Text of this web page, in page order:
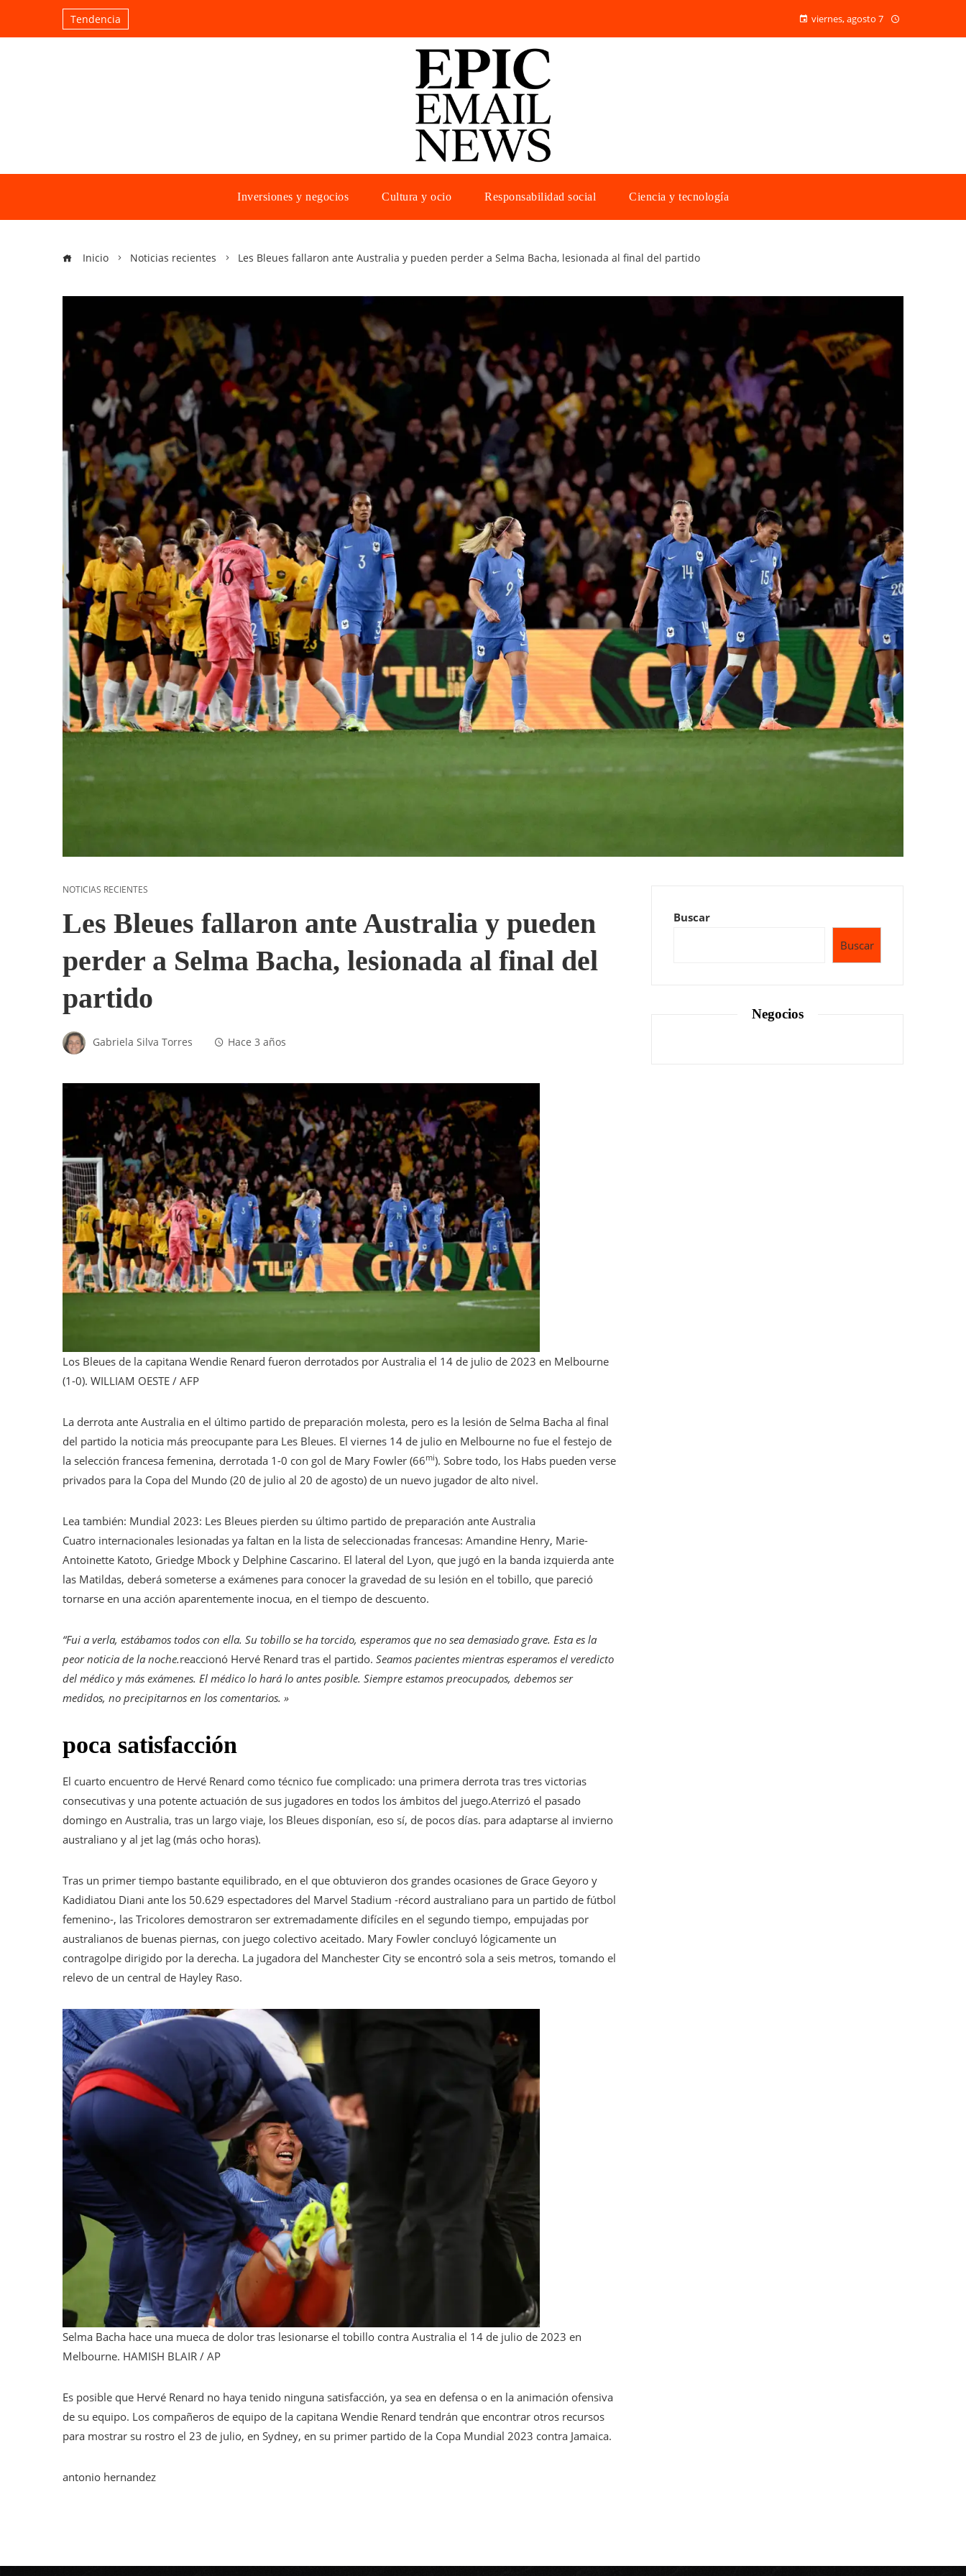
Tendencia viernes, agosto 7
Inversiones y negocios Cultura y ocio Responsabilidad social Ciencia y tecnología
Inicio Noticias recientes Les Bleues fallaron ante Australia y pueden perder a Selma Bacha, lesionada al final del partido
NOTICIAS RECIENTES
Les Bleues fallaron ante Australia y pueden
perder a Selma Bacha, lesionada al final del
partido
Gabriela Silva Torres Hace 3 años
Los Bleues de la capitana Wendie Renard fueron derrotados por Australia el 14 de julio de 2023 en Melbourne
(1-0). WILLIAM OESTE / AFP
La derrota ante Australia en el último partido de preparación molesta, pero es la lesión de Selma Bacha al final
del partido la noticia más preocupante para Les Bleues. El viernes 14 de julio en Melbourne no fue el festejo de
la selección francesa femenina, derrotada 1-0 con gol de Mary Fowler (66mi). Sobre todo, los Habs pueden verse
privados para la Copa del Mundo (20 de julio al 20 de agosto) de un nuevo jugador de alto nivel.
Lea también: Mundial 2023: Les Bleues pierden su último partido de preparación ante Australia
Cuatro internacionales lesionadas ya faltan en la lista de seleccionadas francesas: Amandine Henry, Marie-
Antoinette Katoto, Griedge Mbock y Delphine Cascarino. El lateral del Lyon, que jugó en la banda izquierda ante
las Matildas, deberá someterse a exámenes para conocer la gravedad de su lesión en el tobillo, que pareció
tornarse en una acción aparentemente inocua, en el tiempo de descuento.
“Fui a verla, estábamos todos con ella. Su tobillo se ha torcido, esperamos que no sea demasiado grave. Esta es la
peor noticia de la noche.reaccionó Hervé Renard tras el partido. Seamos pacientes mientras esperamos el veredicto
del médico y más exámenes. El médico lo hará lo antes posible. Siempre estamos preocupados, debemos ser
medidos, no precipitarnos en los comentarios. »
poca satisfacción
El cuarto encuentro de Hervé Renard como técnico fue complicado: una primera derrota tras tres victorias
consecutivas y una potente actuación de sus jugadores en todos los ámbitos del juego.Aterrizó el pasado
domingo en Australia, tras un largo viaje, los Bleues disponían, eso sí, de pocos días. para adaptarse al invierno
australiano y al jet lag (más ocho horas).
Tras un primer tiempo bastante equilibrado, en el que obtuvieron dos grandes ocasiones de Grace Geyoro y
Kadidiatou Diani ante los 50.629 espectadores del Marvel Stadium -récord australiano para un partido de fútbol
femenino-, las Tricolores demostraron ser extremadamente difíciles en el segundo tiempo, empujadas por
australianos de buenas piernas, con juego colectivo aceitado. Mary Fowler concluyó lógicamente un
contragolpe dirigido por la derecha. La jugadora del Manchester City se encontró sola a seis metros, tomando el
relevo de un central de Hayley Raso.
Selma Bacha hace una mueca de dolor tras lesionarse el tobillo contra Australia el 14 de julio de 2023 en
Melbourne. HAMISH BLAIR / AP
Es posible que Hervé Renard no haya tenido ninguna satisfacción, ya sea en defensa o en la animación ofensiva
de su equipo. Los compañeros de equipo de la capitana Wendie Renard tendrán que encontrar otros recursos
para mostrar su rostro el 23 de julio, en Sydney, en su primer partido de la Copa Mundial 2023 contra Jamaica.
antonio hernandez
Buscar
Buscar
Negocios